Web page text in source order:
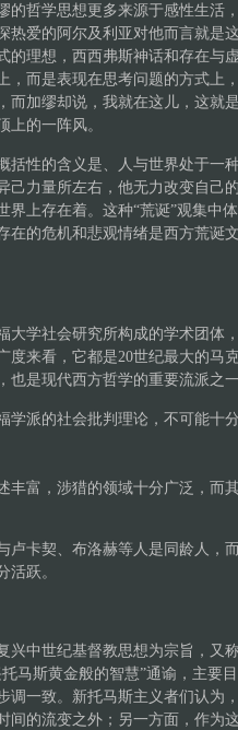
的哲学思想更多来源于感性生活
热爱的阿尔及利亚对他而言就是
的理想，西西弗斯神话和存在与
，而是表现在思考问题的方式上
而加缪却说，我就在这儿，这就
的一阵风。
括性的含义是、人与世界处于一
己力量所左右，他无力改变自己
界上存在着。这种“荒诞”观集中
在的危机和悲观情绪是西方荒诞
大学社会研究所构成的学术团体
度来看，它都是20世纪最大的马
也是现代西方哲学的重要流派之
学派的社会批判理论，不可能十
丰富，涉猎的领域十分广泛，而
卢卡契、布洛赫等人是同龄人，
活跃。
兴中世纪基督教思想为宗旨，又
马斯黄金般的智慧”通谕，主要
调一致。新托马斯主义者们认为
间的流变之外；另一方面，作为